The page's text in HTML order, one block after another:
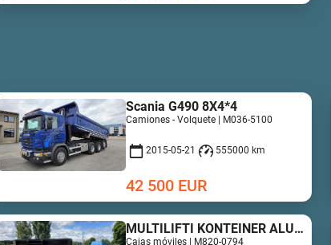
Scania G490 8X4*4
Camiones - Volquete | M036-5100
2015-05-21 555000 km
42 500 EUR
MULTILIFTI KONTEINER ALUMIINIUM PORTEDEGA
Cajas móviles | M820-0794